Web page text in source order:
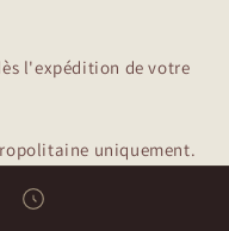
l'expédition de votre
uniquement.